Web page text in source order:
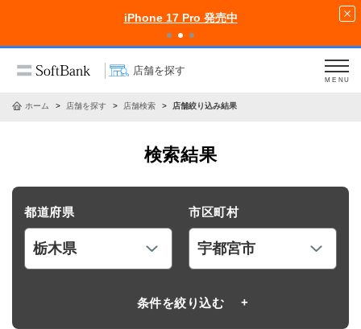
iPhone 17 Pro 発売中
店舗を探す
MENU
ホーム 店舗を探す 店舗検索 店舗絞り込み結果
検索結果
都道府県 市区町村
条件を絞り込む